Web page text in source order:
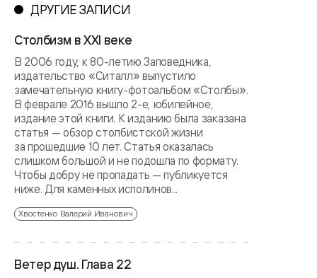
ДРУГИЕ ЗАПИСИ
Столбизм в XXI веке
В 2006 году, к 80-летию Заповедника,
издательство «Ситалл» выпустило
замечательную книгу-фотоальбом «Столбы».
В феврале 2016 вышло 2-е, юбилейное,
издание этой книги. К изданию была заказана
статья — обзор столбистской жизни
за прошедшие 10 лет. Статья оказалась
слишком большой и не подошла по формату.
Чтобы добру не пропадать — публикуется
ниже. Для каменных исполинов...
Хвостенко Валерий Иванович
Ветер душ. Глава 22